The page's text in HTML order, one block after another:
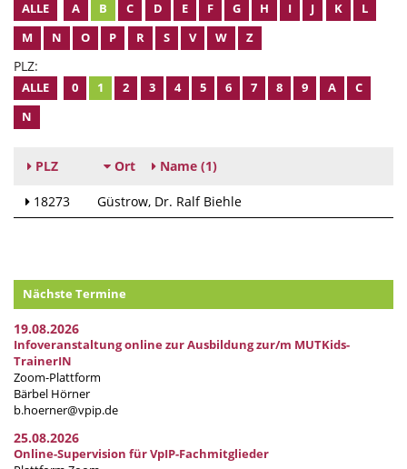
ALLE A B C D E F G H I J K
L
M
N O P R S V W Z
PLZ:
ALLE 0 1 2 3 4 5 6 7 8 9 A
C
N
PLZ Ort Name (1)
18273 Güstrow Dr. Ralf Biehle
Nächste Termine
19.08.2026
Infoveranstaltung online zur Ausbildung zur/m MUTKids-
TrainerIN
Zoom-Plattform
Bärbel Hörner
b.hoerner@vpip.de
25.08.2026
Online-Supervision für VpIP-Fachmitglieder